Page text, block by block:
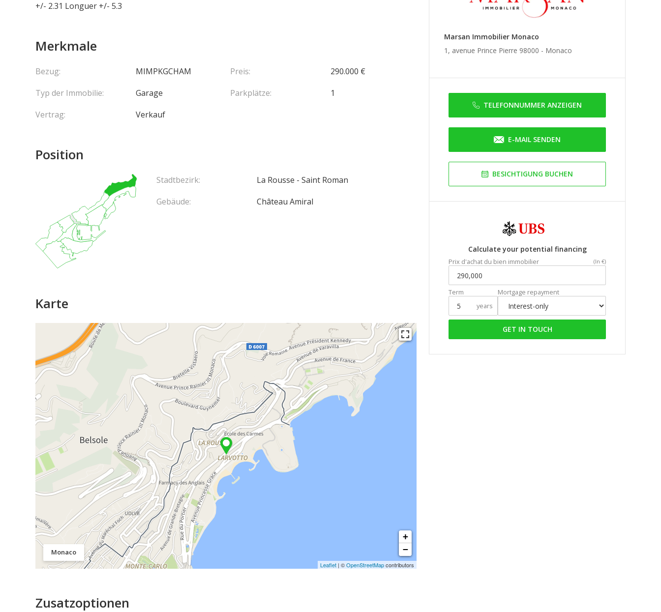
Marsan Immobilier Monaco
1, avenue Prince Pierre 98000 - Monaco
TELEFONNUMMER ANZEIGEN
E-MAIL SENDEN
BESICHTIGUNG BUCHEN
Calculate your potential financing
Prix d'achat du bien immobilier (In €)
Term
years
Mortgage repayment
GET IN TOUCH
+/- 2.31 Longuer +/- 5.3
Merkmale
Bezug:
MIMPKGCHAM
Typ der Immobilie:
Garage
Vertrag:
Verkauf
Preis:
290.000 €
Parkplätze:
1
Position
Stadtbezirk:
La Rousse - Saint Roman
Gebäude:
Château Amiral
Karte
Monaco
+
−
Leaflet | ©OpenStreetMapcontributors
Zusatzoptionen